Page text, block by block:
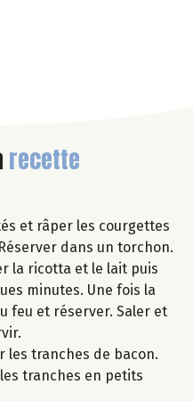
recette
et râper les courgettes
dans un torchon.
la ricotta et le lait puis
minutes. Une fois la
feu et réserver. Saler et
les tranches de bacon.
tranches en petits